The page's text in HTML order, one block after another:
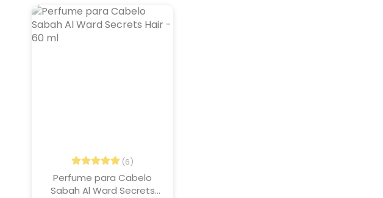
(6)
Perfume para Cabelo
Sabah Al Ward Secrets